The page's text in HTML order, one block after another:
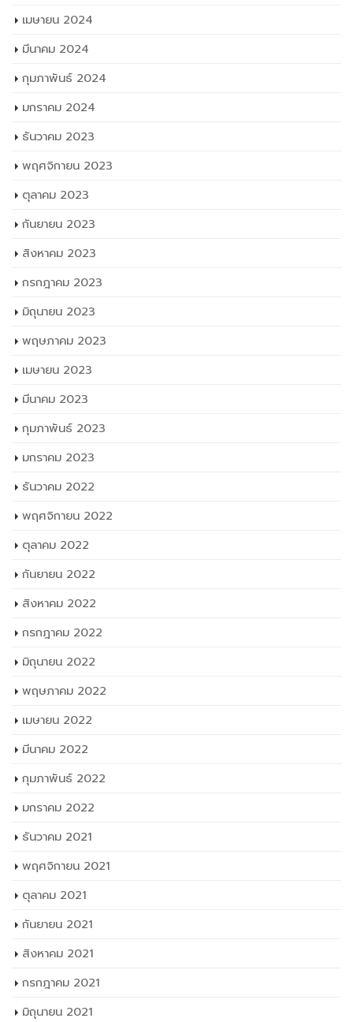
เมษายน 2024
มีนาคม 2024
กุมภาพันธ์ 2024
มกราคม 2024
ธันวาคม 2023
พฤศจิกายน 2023
ตุลาคม 2023
กันยายน 2023
สิงหาคม 2023
กรกฎาคม 2023
มิถุนายน 2023
พฤษภาคม 2023
เมษายน 2023
มีนาคม 2023
กุมภาพันธ์ 2023
มกราคม 2023
ธันวาคม 2022
พฤศจิกายน 2022
ตุลาคม 2022
กันยายน 2022
สิงหาคม 2022
กรกฎาคม 2022
มิถุนายน 2022
พฤษภาคม 2022
เมษายน 2022
มีนาคม 2022
กุมภาพันธ์ 2022
มกราคม 2022
ธันวาคม 2021
พฤศจิกายน 2021
ตุลาคม 2021
กันยายน 2021
สิงหาคม 2021
กรกฎาคม 2021
มิถุนายน 2021